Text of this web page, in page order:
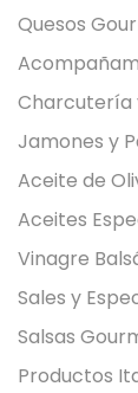
Quesos
Charcutería
Jamones y
Aceite de
Aceites
Vinagre
Sales y
Salsas
Productos